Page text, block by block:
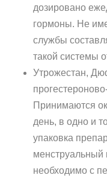
дозировано
гормоны. Не
службы
такой системы
Утрожестан,
Принимаются
день, в одно и
упаковка
менструальный
необходимо с